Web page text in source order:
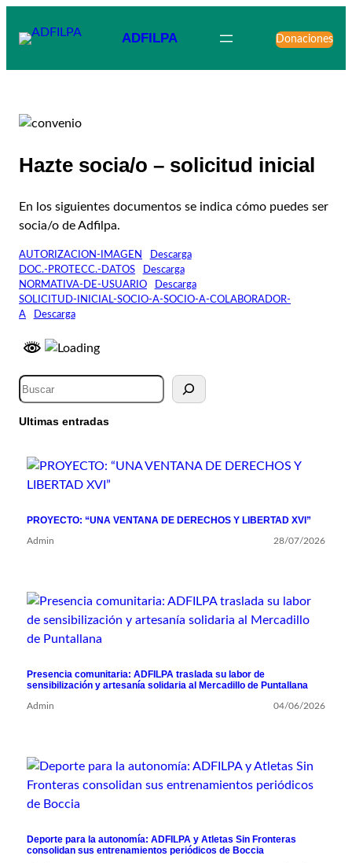
ADFILPA Donaciones
Hazte socia/o – solicitud inicial
En los siguientes documentos se indica cómo puedes ser
socia/o de Adfilpa.
AUTORIZACION-IMAGEN
Descarga
DOC.-PROTECC.-DATOS
Descarga
NORMATIVA-DE-USUARIO
Descarga
SOLICITUD-INICIAL-SOCIO-A-SOCIO-A-COLABORADOR-
A
Descarga
Ultimas entradas
PROYECTO: “UNA VENTANA DE DERECHOS Y LIBERTAD XVI”
Admin 28/07/2026
Presencia comunitaria: ADFILPA traslada su labor de
sensibilización y artesanía solidaria al Mercadillo de Puntallana
Admin 04/06/2026
Deporte para la autonomía: ADFILPA y Atletas Sin Fronteras
consolidan sus entrenamientos periódicos de Boccia